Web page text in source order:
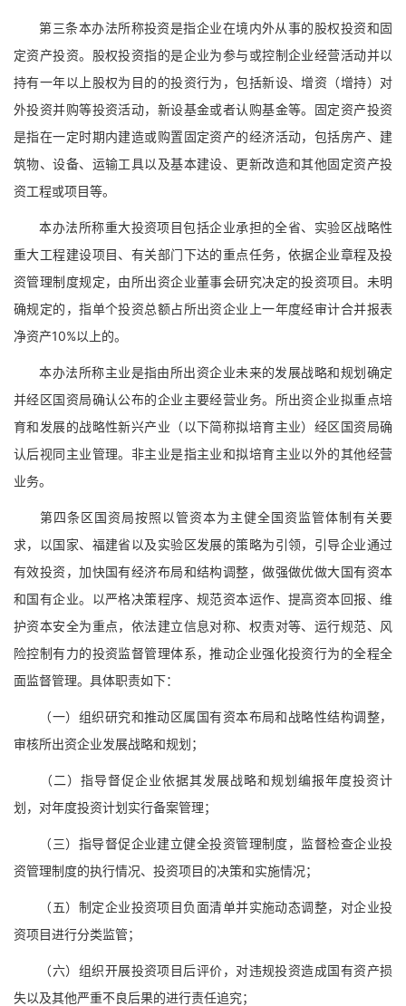
第三条本办法所称投资是指企业在境内外从事的股权投资和固
定资产投资。股权投资指的是企业为参与或控制企业经营活动并以
持有一年以上股权为目的的投资行为，包括新设、增资（增持）对
外投资并购等投资活动，新设基金或者认购基金等。固定资产投资
是指在一定时期内建造或购置固定资产的经济活动，包括房产、建
筑物、设备、运输工具以及基本建设、更新改造和其他固定资产投
资工程或项目等。
本办法所称重大投资项目包括企业承担的全省、实验区战略性
重大工程建设项目、有关部门下达的重点任务，依据企业章程及投
资管理制度规定，由所出资企业董事会研究决定的投资项目。未明
确规定的，指单个投资总额占所出资企业上一年度经审计合并报表
净资产10%以上的。
本办法所称主业是指由所出资企业未来的发展战略和规划确定
并经区国资局确认公布的企业主要经营业务。所出资企业拟重点培
育和发展的战略性新兴产业（以下简称拟培育主业）经区国资局确
认后视同主业管理。非主业是指主业和拟培育主业以外的其他经营
业务。
第四条区国资局按照以管资本为主健全国资监管体制有关要
求，以国家、福建省以及实验区发展的策略为引领，引导企业通过
有效投资，加快国有经济布局和结构调整，做强做优做大国有资本
和国有企业。以严格决策程序、规范资本运作、提高资本回报、维
护资本安全为重点，依法建立信息对称、权责对等、运行规范、风
险控制有力的投资监督管理体系，推动企业强化投资行为的全程全
面监督管理。具体职责如下：
（一）组织研究和推动区属国有资本布局和战略性结构调整，
审核所出资企业发展战略和规划；
（二）指导督促企业依据其发展战略和规划编报年度投资计
划，对年度投资计划实行备案管理；
（三）指导督促企业建立健全投资管理制度，监督检查企业投
资管理制度的执行情况、投资项目的决策和实施情况；
（五）制定企业投资项目负面清单并实施动态调整，对企业投
资项目进行分类监管；
（六）组织开展投资项目后评价，对违规投资造成国有资产损
失以及其他严重不良后果的进行责任追究；